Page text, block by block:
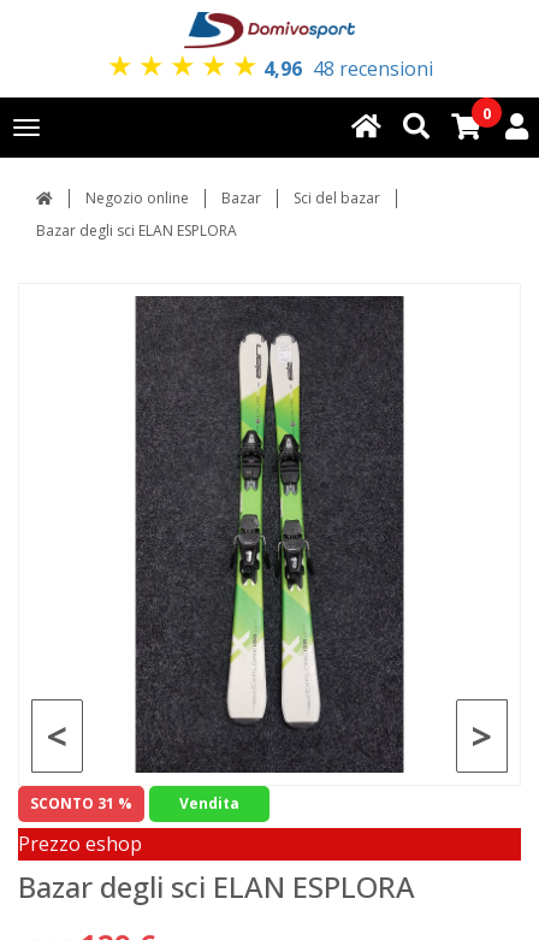
★ ★ ★ ★ ★ 4,96 48 recensioni
Toggle
navigation
0
Negozio online Bazar
Sci del bazar
Bazar degli sci ELAN ESPLORA
>
<
SCONTO 31 % Vendita
Prezzo eshop
Bazar degli sci ELAN ESPLORA